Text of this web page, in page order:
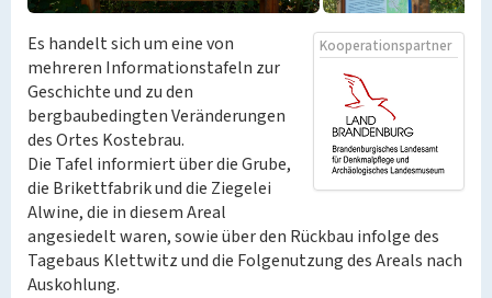
Kooperationspartner
Es handelt sich um eine von
mehreren Informationstafeln zur
Geschichte und zu den
bergbaubedingten Veränderungen
des Ortes Kostebrau.
Die Tafel informiert über die Grube,
die Brikettfabrik und die Ziegelei
Alwine, die in diesem Areal
angesiedelt waren, sowie über den Rückbau infolge des
Tagebaus Klettwitz und die Folgenutzung des Areals nach
Auskohlung.